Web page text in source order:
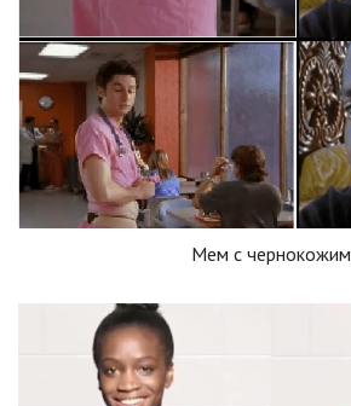
Мем с чернокожим